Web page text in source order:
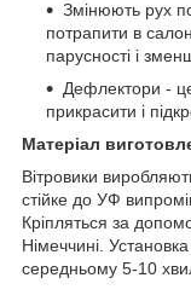
Змінюють рух
потрапити в
парусності і
Дефлектори -
прикрасити і
Матеріал
Вітровики
стійке до УФ
Кріпляться за
Німеччині.
середньому 5-10